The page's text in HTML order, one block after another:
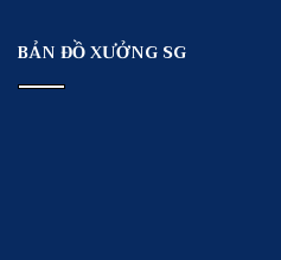
BẢN ĐỒ XƯỞNG SG